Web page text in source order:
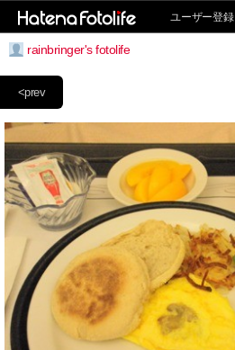
ユーザー登録
rainbringer's fotolife
<prev